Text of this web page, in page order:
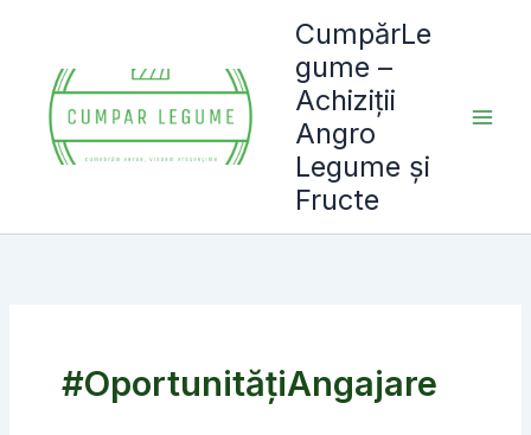
content
CumpărLe
gume –
Achiziții
Angro
Legume și
Fructe
#OportunitățiAngajare